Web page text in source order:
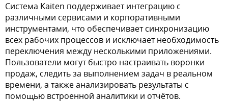
Система Kaiten поддерживает интеграцию с
различными сервисами и корпоративными
инструментами, что обеспечивает синхронизацию
всех рабочих процессов и исключает необходимость
переключения между несколькими приложениями.
Пользователи могут быстро настраивать воронки
продаж, следить за выполнением задач в реальном
времени, а также анализировать результаты с
помощью встроенной аналитики и отчётов.